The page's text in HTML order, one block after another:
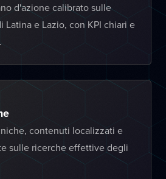
d'azione calibrato sulle
Latina e Lazio, con KPI chiari e
contenuti localizzati e
sulle ricerche effettive degli